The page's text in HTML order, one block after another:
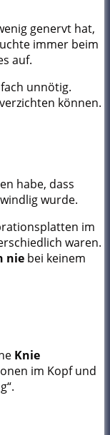
genervt hat,
immer beim
auf.
unnötig.
können.
habe, dass
wurde.
im
waren.
nie bei keinem
Knie
im Kopf und